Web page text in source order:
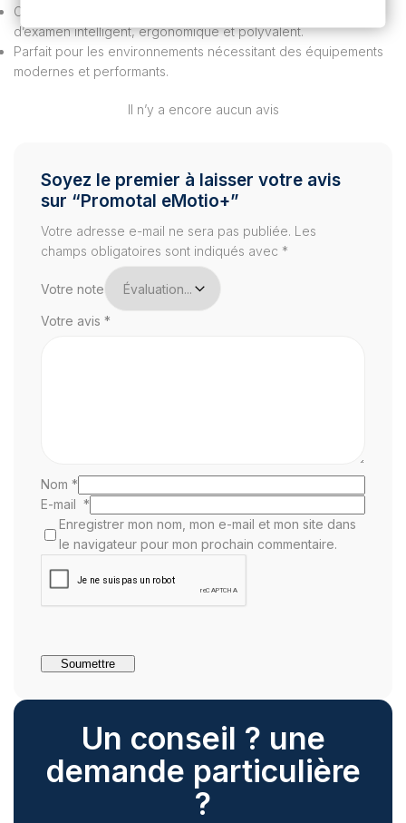
Convient aux professionnels de santé recherchant un divan
d’examen intelligent, ergonomique et polyvalent.
Parfait pour les environnements nécessitant des équipements
modernes et performants.
Il n’y a encore aucun avis
Soyez le premier à laisser votre avis
sur “Promotal eMotio+”
Votre adresse e-mail ne sera pas publiée. Les
champs obligatoires sont indiqués avec *
Votre note
Votre avis *
Nom *
E-mail *
Enregistrer mon nom, mon e-mail et mon site dans
le navigateur pour mon prochain commentaire.
Un conseil ? une
demande particulière
?